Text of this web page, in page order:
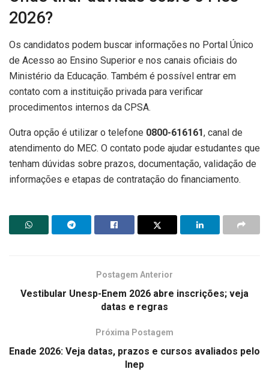
2026?
Os candidatos podem buscar informações no Portal Único
de Acesso ao Ensino Superior e nos canais oficiais do
Ministério da Educação. Também é possível entrar em
contato com a instituição privada para verificar
procedimentos internos da CPSA.
Outra opção é utilizar o telefone 0800-616161, canal de
atendimento do MEC. O contato pode ajudar estudantes que
tenham dúvidas sobre prazos, documentação, validação de
informações e etapas de contratação do financiamento.
Postagem Anterior
Vestibular Unesp-Enem 2026 abre inscrições; veja
datas e regras
Próxima Postagem
Enade 2026: Veja datas, prazos e cursos avaliados pelo
Inep